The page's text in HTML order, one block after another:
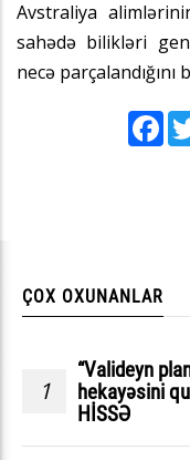
Avstraliya
sahədə bilikləri
necə
ÇOX OXUNANLAR
1
“Valideyn
hekayəsini
HİSSƏ